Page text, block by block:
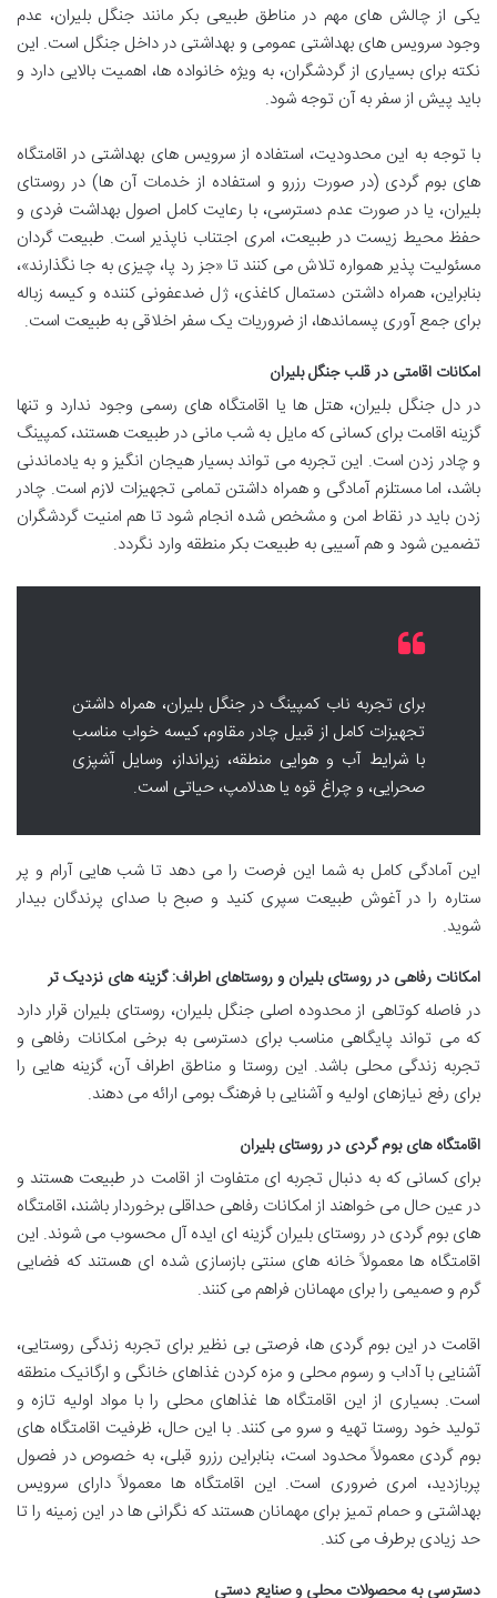
یکی از چالش های مهم در مناطق طبیعی بکر مانند جنگل بلیران، عدم
وجود سرویس های بهداشتی عمومی و بهداشتی در داخل جنگل است. این
نکته برای بسیاری از گردشگران، به ویژه خانواده ها، اهمیت بالایی دارد و
باید پیش از سفر به آن توجه شود.
با توجه به این محدودیت، استفاده از سرویس های بهداشتی در اقامتگاه
های بوم گردی (در صورت رزرو و استفاده از خدمات آن ها) در روستای
بلیران، یا در صورت عدم دسترسی، با رعایت کامل اصول بهداشت فردی و
حفظ محیط زیست در طبیعت، امری اجتناب ناپذیر است. طبیعت گردان
مسئولیت پذیر همواره تلاش می کنند تا «جز رد پا، چیزی به جا نگذارند»،
بنابراین، همراه داشتن دستمال کاغذی، ژل ضدعفونی کننده و کیسه زباله
برای جمع آوری پسماندها، از ضروریات یک سفر اخلاقی به طبیعت است.
امکانات اقامتی در قلب جنگل بلیران
در دل جنگل بلیران، هتل ها یا اقامتگاه های رسمی وجود ندارد و تنها
گزینه اقامت برای کسانی که مایل به شب مانی در طبیعت هستند، کمپینگ
و چادر زدن است. این تجربه می تواند بسیار هیجان انگیز و به یادماندنی
باشد، اما مستلزم آمادگی و همراه داشتن تمامی تجهیزات لازم است. چادر
زدن باید در نقاط امن و مشخص شده انجام شود تا هم امنیت گردشگران
تضمین شود و هم آسیبی به طبیعت بکر منطقه وارد نگردد.
برای تجربه ناب کمپینگ در جنگل بلیران، همراه داشتن
تجهیزات کامل از قبیل چادر مقاوم، کیسه خواب مناسب
با شرایط آب و هوایی منطقه، زیرانداز، وسایل آشپزی
صحرایی، و چراغ قوه یا هدلامپ، حیاتی است.
این آمادگی کامل به شما این فرصت را می دهد تا شب هایی آرام و پر
ستاره را در آغوش طبیعت سپری کنید و صبح با صدای پرندگان بیدار
شوید.
امکانات رفاهی در روستای بلیران و روستاهای اطراف: گزینه های نزدیک تر
در فاصله کوتاهی از محدوده اصلی جنگل بلیران، روستای بلیران قرار دارد
که می تواند پایگاهی مناسب برای دسترسی به برخی امکانات رفاهی و
تجربه زندگی محلی باشد. این روستا و مناطق اطراف آن، گزینه هایی را
برای رفع نیازهای اولیه و آشنایی با فرهنگ بومی ارائه می دهند.
اقامتگاه های بوم گردی در روستای بلیران
برای کسانی که به دنبال تجربه ای متفاوت از اقامت در طبیعت هستند و
در عین حال می خواهند از امکانات رفاهی حداقلی برخوردار باشند، اقامتگاه
های بوم گردی در روستای بلیران گزینه ای ایده آل محسوب می شوند. این
اقامتگاه ها معمولاً خانه های سنتی بازسازی شده ای هستند که فضایی
گرم و صمیمی را برای مهمانان فراهم می کنند.
اقامت در این بوم گردی ها، فرصتی بی نظیر برای تجربه زندگی روستایی،
آشنایی با آداب و رسوم محلی و مزه کردن غذاهای خانگی و ارگانیک منطقه
است. بسیاری از این اقامتگاه ها غذاهای محلی را با مواد اولیه تازه و
تولید خود روستا تهیه و سرو می کنند. با این حال، ظرفیت اقامتگاه های
بوم گردی معمولاً محدود است، بنابراین رزرو قبلی، به خصوص در فصول
پربازدید، امری ضروری است. این اقامتگاه ها معمولاً دارای سرویس
بهداشتی و حمام تمیز برای مهمانان هستند که نگرانی ها در این زمینه را تا
حد زیادی برطرف می کند.
دسترسی به محصولات محلی و صنایع دستی